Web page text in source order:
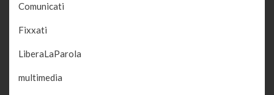
Comunicati
Fixxati
LiberaLaParola
multimedia